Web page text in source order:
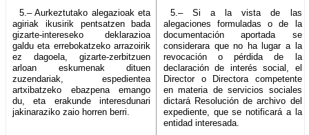
5.– Aurkeztutako alegazioak eta
agiriak ikusirik pentsatzen bada
gizarte-intereseko deklarazioa
galdu eta errebokatzeko arrazoirik
ez dagoela, gizarte-zerbitzuen
arloan eskumenak dituen
zuzendariak, espedientea
artxibatzeko ebazpena emango
du, eta erakunde interesdunari
jakinaraziko zaio horren berri.
5.– Si a la vista de las
alegaciones formuladas o de la
documentación aportada se
considerara que no ha lugar a la
revocación o pérdida de la
declaración de interés social, el
Director o Directora competente
en materia de servicios sociales
dictará Resolución de archivo del
expediente, que se notificará a la
entidad interesada.